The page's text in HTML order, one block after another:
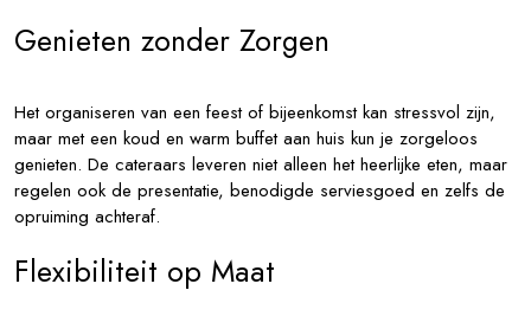
Genieten zonder Zorgen
Het organiseren van een feest of bijeenkomst kan stressvol zijn,
maar met een koud en warm buffet aan huis kun je zorgeloos
genieten. De cateraars leveren niet alleen het heerlijke eten, maar
regelen ook de presentatie, benodigde serviesgoed en zelfs de
opruiming achteraf.
Flexibiliteit op Maat